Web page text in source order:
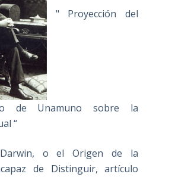
" Proyección del
de Unamuno sobre la
“
o el Origen de la
de Distinguir, artículo